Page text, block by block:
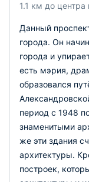
1.1 км до центра
Данный
города. Он
города и
есть мэрия,
образовался
период с 1948
знаменитыми
же эти здания
архитектуры.
построек,